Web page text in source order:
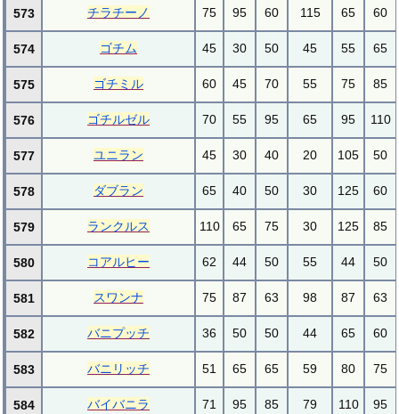
573 チラチーノ 75 95 60 115 65 60
574 ゴチム 45 30 50 45 55 65
575 ゴチミル 60 45 70 55 75 85
576 ゴチルゼル 70 55 95 65 95 110
577 ユニラン 45 30 40 20 105 50
578 ダブラン 65 40 50 30 125 60
579 ランクルス 110 65 75 30 125 85
580 コアルヒー 62 44 50 55 44 50
581 スワンナ 75 87 63 98 87 63
582 バニプッチ 36 50 50 44 65 60
583 バニリッチ 51 65 65 59 80 75
584 バイバニラ 71 95 85 79 110 95